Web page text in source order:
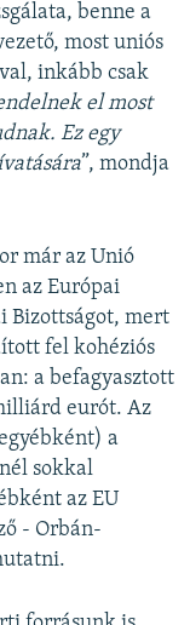
benne a
most uniós
inkább csak
el most
Ez egy
”, mondja
már az Unió
az Európai
Bizottságot, mert
fel kohéziós
a befagyasztott
eurót. Az
a
sokkal
az EU
- Orbán-